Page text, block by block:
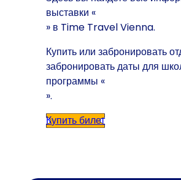
выставки «
» в Time Travel Vienna.
Купить или забронировать
забронировать даты для
программы «
».
Купить билет